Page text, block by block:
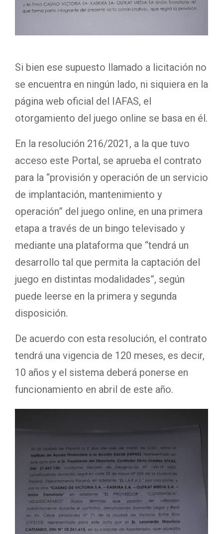
Si bien ese supuesto llamado a licitación no
se encuentra en ningún lado, ni siquiera en la
página web oficial del IAFAS, el
otorgamiento del juego online se basa en él.
En la resolución 216/2021, a la que tuvo
acceso este Portal, se aprueba el contrato
para la “provisión y operación de un servicio
de implantación, mantenimiento y
operación” del juego online, en una primera
etapa a través de un bingo televisado y
mediante una plataforma que “tendrá un
desarrollo tal que permita la captación del
juego en distintas modalidades”, según
puede leerse en la primera y segunda
disposición.
De acuerdo con esta resolución, el contrato
tendrá una vigencia de 120 meses, es decir,
10 años y el sistema deberá ponerse en
funcionamiento en abril de este año.